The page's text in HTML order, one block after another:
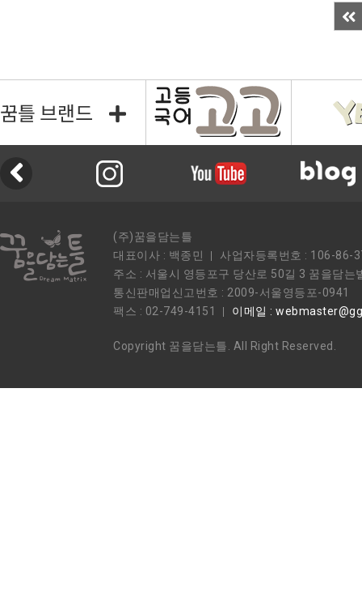
꿈틀 브랜드
(주)꿈을담는틀
대표이사 : 백종민
사업자등록번호 : 106-86-
주소 : 서울시 영등포구 당산로 50길 3 꿈을담는
통신판매업신고번호 : 2009-서울영등포-0941
팩스 : 02-749-4151
이메일 :
Copyright 꿈을담는틀. All Right Reserved.